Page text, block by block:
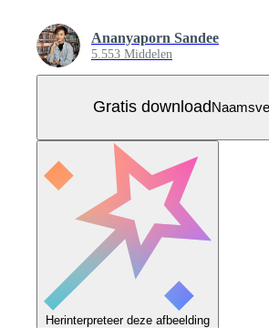
Ananyaporn Sandee
5.553 Middelen
Gratis download
Herinterpreteer deze afbeelding